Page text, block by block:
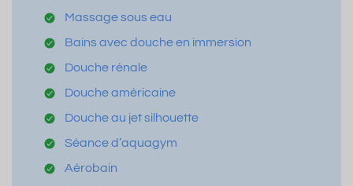
Massage sous eau
Bains avec douche en immersion
Douche rénale
Douche américaine
Douche au jet silhouette
Séance d’aquagym
Aérobain